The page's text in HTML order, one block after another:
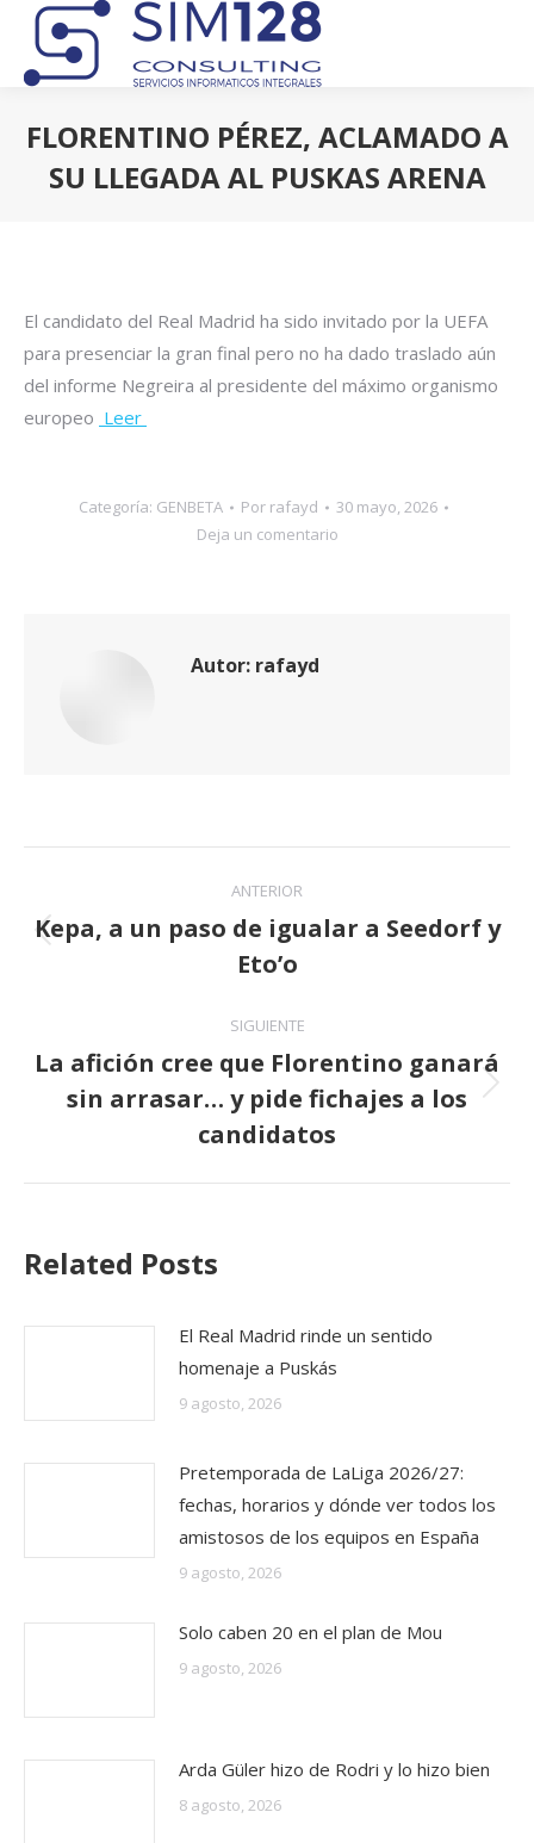
FLORENTINO PÉREZ, ACLAMADO A
SU LLEGADA AL PUSKAS ARENA
El candidato del Real Madrid ha sido invitado por la UEFA
para presenciar la gran final pero no ha dado traslado aún
del informe Negreira al presidente del máximo organismo
europeo Leer
Categoría: GENBETA Por rafayd
30 mayo, 2026
Deja un comentario
Autor: rafayd
Navegación
entre
publicaciones
ANTERIOR
Publicación
anterior:
Kepa, a un paso de igualar a Seedorf y
Eto’o
SIGUIENTE
Publicación
siguiente:
La afición cree que Florentino ganará
sin arrasar… y pide fichajes a los
candidatos
Related Posts
El Real Madrid rinde un sentido
homenaje a Puskás
9 agosto, 2026
Pretemporada de LaLiga 2026/27:
fechas, horarios y dónde ver todos los
amistosos de los equipos en España
9 agosto, 2026
Solo caben 20 en el plan de Mou
9 agosto, 2026
Arda Güler hizo de Rodri y lo hizo bien
8 agosto, 2026